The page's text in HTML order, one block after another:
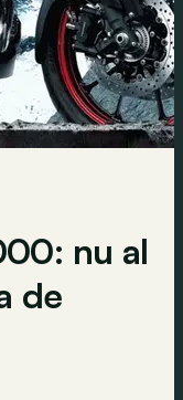
nu al
de